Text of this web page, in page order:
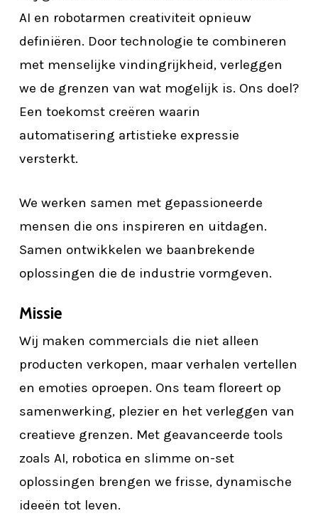
AI en robotarmen creativiteit opnieuw
definiëren. Door technologie te combineren
met menselijke vindingrijkheid, verleggen
we de grenzen van wat mogelijk is. Ons doel?
Een toekomst creëren waarin
automatisering artistieke expressie
versterkt.
We werken samen met gepassioneerde
mensen die ons inspireren en uitdagen.
Samen ontwikkelen we baanbrekende
oplossingen die de industrie vormgeven.
Missie
Wij maken commercials die niet alleen
producten verkopen, maar verhalen vertellen
en emoties oproepen. Ons team floreert op
samenwerking, plezier en het verleggen van
creatieve grenzen. Met geavanceerde tools
zoals AI, robotica en slimme on-set
oplossingen brengen we frisse, dynamische
ideeën tot leven.